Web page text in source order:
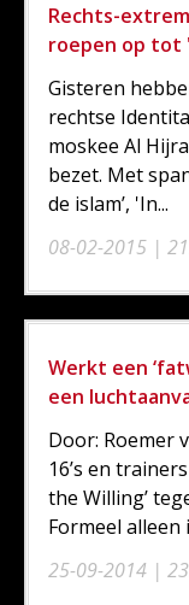
Rechts-
roepen op tot
08-02-2015 |
Gisteren
rechtse
moskee Al
bezet. Met
de islam’, 'In...
Werkt een
een
25-09-2014 |
Door: Roemer
16’s en
the Willing’
Formeel alleen